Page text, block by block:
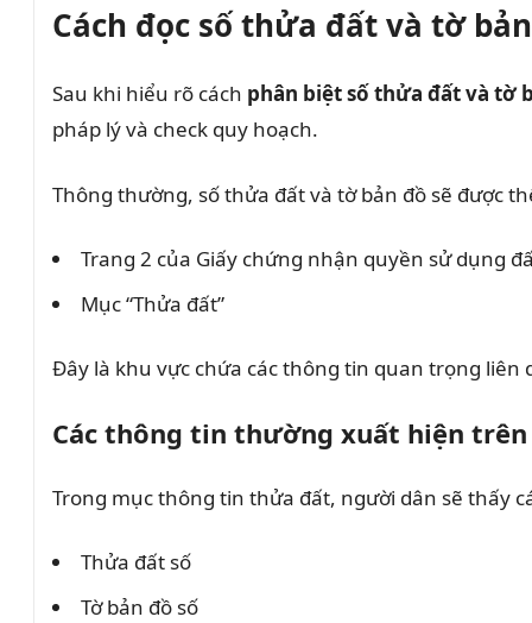
Cách đọc số thửa đất và tờ
Sau khi hiểu rõ cách phân biệt số thửa đất và tờ
pháp lý và check quy hoạch.
Thông thường, số thửa đất và tờ bản đồ sẽ được
Trang 2 của Giấy chứng nhận quyền sử dụng
Mục “Thửa đất”
Đây là khu vực chứa các thông tin quan trọng liên
Các thông tin thường xuất hiện trên
Trong mục thông tin thửa đất, người dân sẽ thấy
Thửa đất số
Tờ bản đồ số